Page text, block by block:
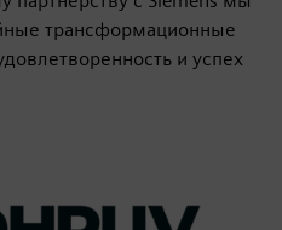
трансформационные
и успех